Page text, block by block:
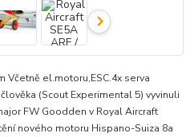
Včetně el.motoru,ESC.4x serva
(Scout Experimental 5) vyvinuli
FW Goodden v Royal Aircraft
nového motoru Hispano-Suiza 8a